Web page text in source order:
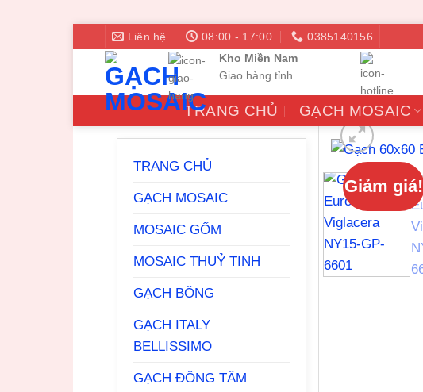
dung
Liên hệ 08:00 - 17:00
0385140156
Kho Miền Nam
Giao hàng tỉnh
TRANG CHỦ GẠCH MOSAIC
TRANG CHỦ
GẠCH MOSAIC
MOSAIC GỐM
MOSAIC THUỶ TINH
GẠCH BÔNG
GẠCH ITALY
BELLISSIMO
GẠCH ĐỒNG TÂM
Giảm giá!